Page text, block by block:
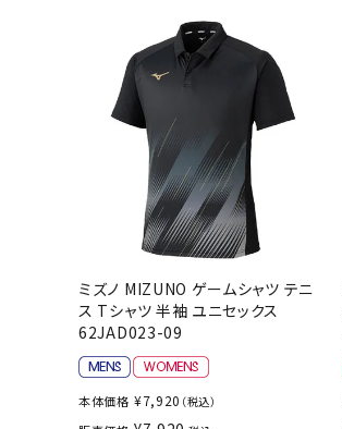
ミズノ MIZUNO ゲームシャツ テニ
ス Tシャツ 半袖 ユニセックス
62JAD023-09
本体価格 ¥7,920 （税込）